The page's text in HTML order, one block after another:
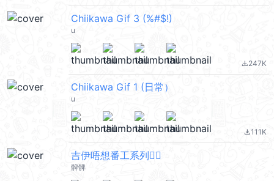
Chiikawa Gif 3 (%#$!)
u
file_download247K
Chiikawa Gif 1 (日常）
u
file_download111K
吉伊唔想番工系列🙂‍↔️
髀髀